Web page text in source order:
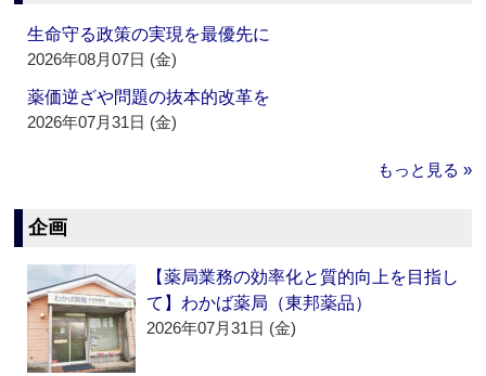
生命守る政策の実現を最優先に
2026年08月07日 (金)
薬価逆ざや問題の抜本的改革を
2026年07月31日 (金)
もっと見る »
企画
【薬局業務の効率化と質的向上を目指し
て】わかば薬局（東邦薬品）
2026年07月31日 (金)